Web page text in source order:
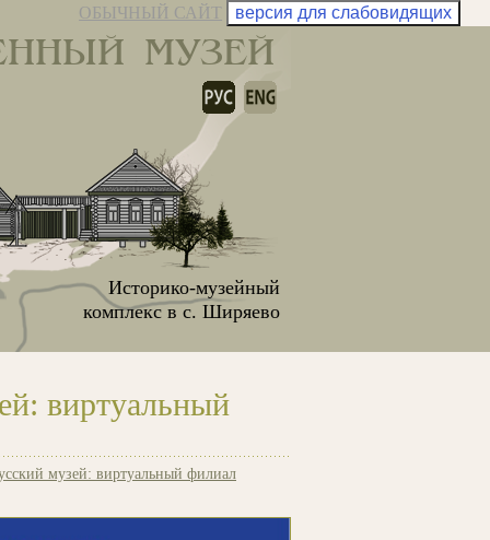
ОБЫЧНЫЙ САЙТ версия для слабовидящих
МУЗЕЙ
Историко-музейный
комплекс в с. Ширяево
виртуальный
музей: виртуальный филиал